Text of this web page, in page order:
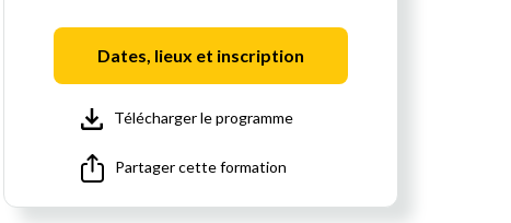
Dates, lieux et inscription
Télécharger le programme
Partager cette formation